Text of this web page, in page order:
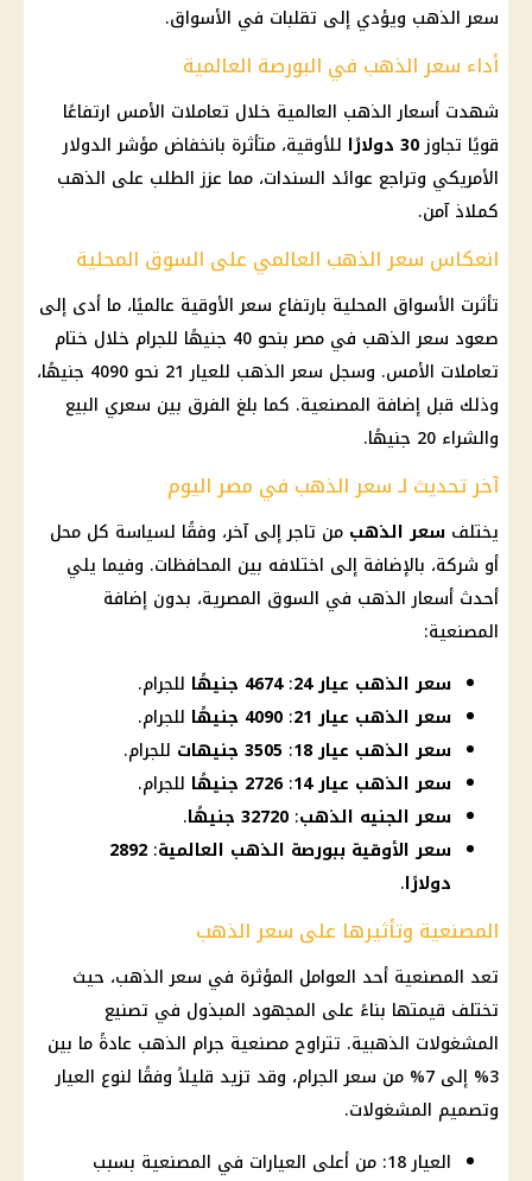
سعر الذهب ويؤدي إلى تقلبات في الأسواق.
أداء سعر الذهب في البورصة العالمية
شهدت أسعار الذهب العالمية خلال تعاملات الأمس ارتفاعًا
قويًا تجاوز30 دولارًا
للأوقية، متأثرة بانخفاض مؤشر الدولار
الأمريكي وتراجع عوائد السندات، مما عزز الطلب على الذهب
كملاذ آمن.
انعكاس سعر الذهب العالمي على السوق المحلية
تأثرت الأسواق المحلية بارتفاع سعر الأوقية عالميًا، ما أدى إلى
صعود سعر الذهب في مصر بنحو 40 جنيهًا للجرام خلال ختام
تعاملات الأمس. وسجل سعر الذهب للعيار 21 نحو 4090 جنيهًا،
وذلك قبل إضافة المصنعية. كما بلغ الفرق بين سعري البيع
والشراء 20 جنيهًا.
آخر تحديث لـ سعر الذهب في مصر اليوم
يختلف سعر الذهب من تاجر إلى آخر، وفقًا لسياسة كل محل
أو شركة، بالإضافة إلى اختلافه بين المحافظات. وفيما يلي
أحدث أسعار الذهب في السوق المصرية، بدون إضافة
المصنعية:
سعر الذهب عيار 24
:4674 جنيهًا
للجرام.
سعر الذهب عيار 21
: 4090 جنيهًا
للجرام.
سعر الذهب عيار 18
: 3505 جنيهات
للجرام.
سعر الذهب عيار 14
:2726 جنيهًا
للجرام.
سعر الجنيه الذهب: 32720 جنيهًا
.
سعر الأوقية ببورصة الذهب العالمية:
2892
دولارًا.
المصنعية وتأثيرها على سعر الذهب
تعد المصنعية أحد العوامل المؤثرة في سعر الذهب، حيث
تختلف قيمتها بناءً على المجهود المبذول في تصنيع
المشغولات الذهبية. تتراوح مصنعية جرام الذهب عادةً ما بين
3% إلى 7% من سعر الجرام، وقد تزيد قليلاً وفقًا لنوع العيار
وتصميم المشغولات.
العيار 18: من أعلى العيارات في المصنعية بسبب